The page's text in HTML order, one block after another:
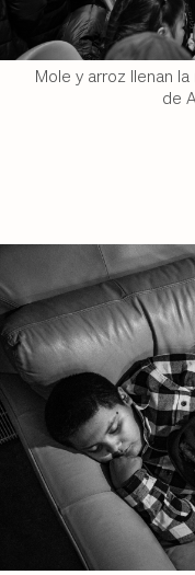
Mole y arroz llenan
de